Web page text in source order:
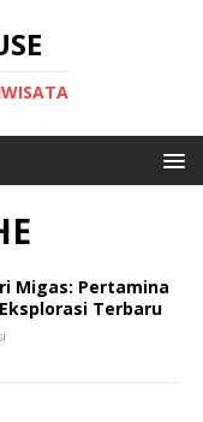
Migas: Pertamina
Terbaru